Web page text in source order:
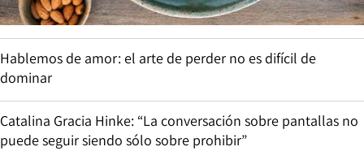
Hablemos de amor: el arte de perder no es difícil de
dominar
Catalina Gracia Hinke: “La conversación sobre pantallas no
puede seguir siendo sólo sobre prohibir”